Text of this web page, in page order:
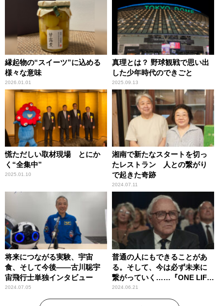
縁起物の“スイーツ”に込める
様々な意味
2026.01.01
真理とは？ 野球観戦で思い出
した少年時代のできごと
2025.09.13
慌ただしい取材現場 とにか
く“全集中”
2025.01.10
湘南で新たなスタートを切っ
たレストラン 人との繋がり
で起きた奇跡
2024.07.11
将来につながる実験、宇宙
食、そして今後――古川聡宇
宙飛行士単独インタビュー
2024.07.05
普通の人にもできることがあ
る。そして、今は必ず未来に
繋がっていく……『ONE LIFE
奇跡が繋いだ6000の命』
2024.06.21